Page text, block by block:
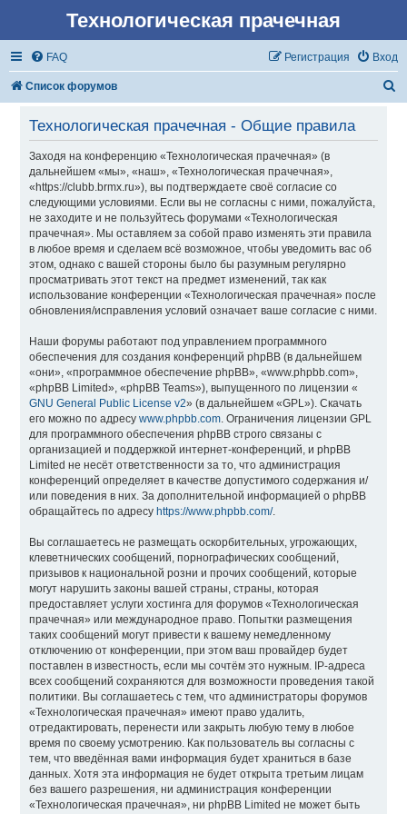
Технологическая прачечная
FAQ Вход
Регистрация
Список форумов
Технологическая прачечная - Общие правила
Заходя на конференцию «Технологическая прачечная» (в
дальнейшем «мы», «наш», «Технологическая прачечная»,
«https://clubb.brmx.ru»), вы подтверждаете своё согласие со
следующими условиями. Если вы не согласны с ними, пожалуйста,
не заходите и не пользуйтесь форумами «Технологическая
прачечная». Мы оставляем за собой право изменять эти правила
в любое время и сделаем всё возможное, чтобы уведомить вас об
этом, однако с вашей стороны было бы разумным регулярно
просматривать этот текст на предмет изменений, так как
использование конференции «Технологическая прачечная» после
обновления/исправления условий означает ваше согласие с ними.
Наши форумы работают под управлением программного
обеспечения для создания конференций phpBB (в дальнейшем
«они», «программное обеспечение phpBB», «www.phpbb.com»,
«phpBB Limited», «phpBB Teams»), выпущенного по лицензии «
GNU General Public License v2» (в дальнейшем «GPL»). Скачать
его можно по адресу www.phpbb.com. Ограничения лицензии GPL
для программного обеспечения phpBB строго связаны с
организацией и поддержкой интернет-конференций, и phpBB
Limited не несёт ответственности за то, что администрация
конференций определяет в качестве допустимого содержания и/
или поведения в них. За дополнительной информацией о phpBB
обращайтесь по адресу https://www.phpbb.com/.
Вы соглашаетесь не размещать оскорбительных, угрожающих,
клеветнических сообщений, порнографических сообщений,
призывов к национальной розни и прочих сообщений, которые
могут нарушить законы вашей страны, страны, которая
предоставляет услуги хостинга для форумов «Технологическая
прачечная» или международное право. Попытки размещения
таких сообщений могут привести к вашему немедленному
отключению от конференции, при этом ваш провайдер будет
поставлен в известность, если мы сочтём это нужным. IP-адреса
всех сообщений сохраняются для возможности проведения такой
политики. Вы соглашаетесь с тем, что администраторы форумов
«Технологическая прачечная» имеют право удалить,
отредактировать, перенести или закрыть любую тему в любое
время по своему усмотрению. Как пользователь вы согласны с
тем, что введённая вами информация будет храниться в базе
данных. Хотя эта информация не будет открыта третьим лицам
без вашего разрешения, ни администрация конференции
«Технологическая прачечная», ни phpBB Limited не может быть